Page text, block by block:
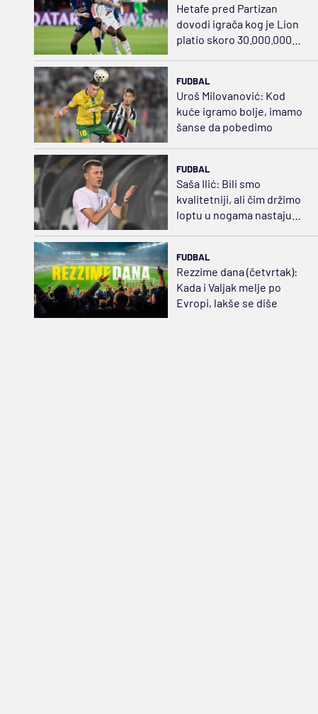
Hetafe pred Partizan
dovodi igrača kog je Lion
platio skoro 30.000.000
FUDBAL
Uroš Milovanović: Kod
kuće igramo bolje, imamo
šanse da pobedimo
FUDBAL
Saša Ilić: Bili smo
kvalitetniji, ali čim držimo
loptu u nogama nastaju
FUDBAL
Rezzime dana (četvrtak):
Kada i Valjak melje po
Evropi, lakše se diše